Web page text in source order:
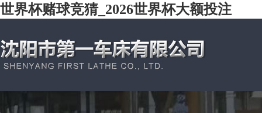
世界杯赌球竞猜_2026世界杯大额投注